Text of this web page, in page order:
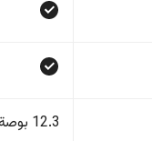
12.3 بوصة